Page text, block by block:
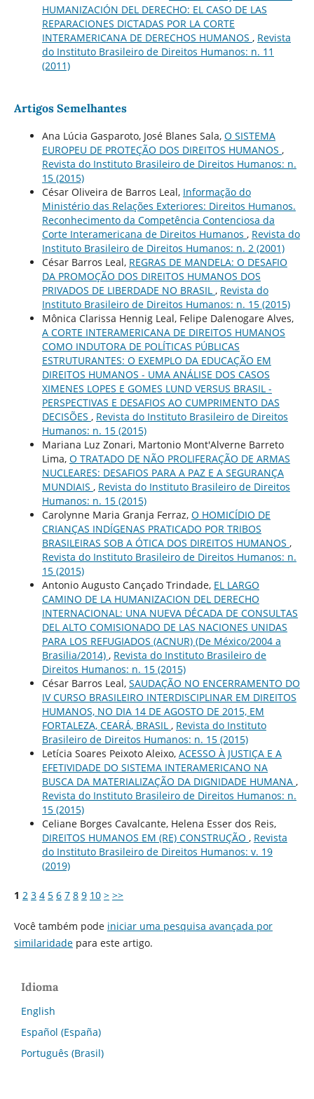
HUMANIZACIÓN DEL DERECHO: EL CASO DE LAS
REPARACIONES DICTADAS POR LA CORTE
INTERAMERICANA DE DERECHOS HUMANOS , Revista
do Instituto Brasileiro de Direitos Humanos: n. 11
(2011)
Artigos Semelhantes
Ana Lúcia Gasparoto, José Blanes Sala, O SISTEMA
EUROPEU DE PROTEÇÃO DOS DIREITOS HUMANOS ,
Revista do Instituto Brasileiro de Direitos Humanos: n.
15 (2015)
César Oliveira de Barros Leal, Informação do
Ministério das Relações Exteriores: Direitos Humanos.
Reconhecimento da Competência Contenciosa da
Corte Interamericana de Direitos Humanos , Revista do
Instituto Brasileiro de Direitos Humanos: n. 2 (2001)
César Barros Leal, REGRAS DE MANDELA: O DESAFIO
DA PROMOÇÃO DOS DIREITOS HUMANOS DOS
PRIVADOS DE LIBERDADE NO BRASIL , Revista do
Instituto Brasileiro de Direitos Humanos: n. 15 (2015)
Mônica Clarissa Hennig Leal, Felipe Dalenogare Alves,
A CORTE INTERAMERICANA DE DIREITOS HUMANOS
COMO INDUTORA DE POLÍTICAS PÚBLICAS
ESTRUTURANTES: O EXEMPLO DA EDUCAÇÃO EM
DIREITOS HUMANOS - UMA ANÁLISE DOS CASOS
XIMENES LOPES E GOMES LUND VERSUS BRASIL -
PERSPECTIVAS E DESAFIOS AO CUMPRIMENTO DAS
DECISÕES , Revista do Instituto Brasileiro de Direitos
Humanos: n. 15 (2015)
Mariana Luz Zonari, Martonio Mont'Alverne Barreto
Lima, O TRATADO DE NÃO PROLIFERAÇÃO DE ARMAS
NUCLEARES: DESAFIOS PARA A PAZ E A SEGURANÇA
MUNDIAIS , Revista do Instituto Brasileiro de Direitos
Humanos: n. 15 (2015)
Carolynne Maria Granja Ferraz, O HOMICÍDIO DE
CRIANÇAS INDÍGENAS PRATICADO POR TRIBOS
BRASILEIRAS SOB A ÓTICA DOS DIREITOS HUMANOS ,
Revista do Instituto Brasileiro de Direitos Humanos: n.
15 (2015)
Antonio Augusto Cançado Trindade, EL LARGO
CAMINO DE LA HUMANIZACION DEL DERECHO
INTERNACIONAL: UNA NUEVA DÉCADA DE CONSULTAS
DEL ALTO COMISIONADO DE LAS NACIONES UNIDAS
PARA LOS REFUGIADOS (ACNUR) (De México/2004 a
Brasilia/2014) , Revista do Instituto Brasileiro de
Direitos Humanos: n. 15 (2015)
César Barros Leal, SAUDAÇÃO NO ENCERRAMENTO DO
IV CURSO BRASILEIRO INTERDISCIPLINAR EM DIREITOS
HUMANOS, NO DIA 14 DE AGOSTO DE 2015, EM
FORTALEZA, CEARÁ, BRASIL , Revista do Instituto
Brasileiro de Direitos Humanos: n. 15 (2015)
Letícia Soares Peixoto Aleixo, ACESSO À JUSTIÇA E A
EFETIVIDADE DO SISTEMA INTERAMERICANO NA
BUSCA DA MATERIALIZAÇÃO DA DIGNIDADE HUMANA ,
Revista do Instituto Brasileiro de Direitos Humanos: n.
15 (2015)
Celiane Borges Cavalcante, Helena Esser dos Reis,
DIREITOS HUMANOS EM (RE) CONSTRUÇÃO , Revista
do Instituto Brasileiro de Direitos Humanos: v. 19
(2019)
1 2 3 4 5 6 7 8 9 10 > >>
Você também pode iniciar uma pesquisa avançada por
similaridadepara este artigo.
Idioma
English
Español (España)
Português (Brasil)